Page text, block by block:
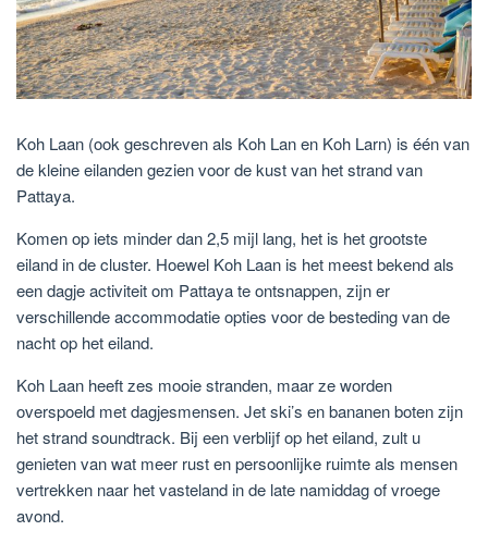
Koh Laan (ook geschreven als Koh Lan en Koh Larn) is één van
de kleine eilanden gezien voor de kust van het strand van
Pattaya.
Komen op iets minder dan 2,5 mijl lang, het is het grootste
eiland in de cluster. Hoewel Koh Laan is het meest bekend als
een dagje activiteit om Pattaya te ontsnappen, zijn er
verschillende accommodatie opties voor de besteding van de
nacht op het eiland.
Koh Laan heeft zes mooie stranden, maar ze worden
overspoeld met dagjesmensen. Jet ski’s en bananen boten zijn
het strand soundtrack. Bij een verblijf op het eiland, zult u
genieten van wat meer rust en persoonlijke ruimte als mensen
vertrekken naar het vasteland in de late namiddag of vroege
avond.